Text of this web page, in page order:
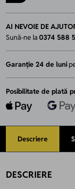
AI NEVOIE DE
Sună-ne la0374 588
Garanție 24 de luni
Posibilitate de plată
Descriere
DESCRIERE